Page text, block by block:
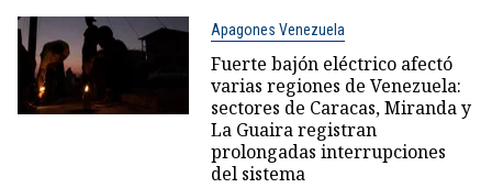
Apagones Venezuela
Fuerte bajón eléctrico afectó
varias regiones de Venezuela:
sectores de Caracas, Miranda y
La Guaira registran
prolongadas interrupciones
del sistema